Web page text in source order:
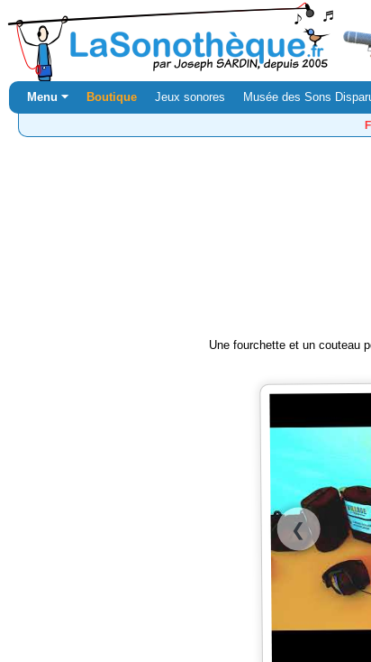
Menu ⏷ Boutique Jeux sonores Musée des Sons
Une fourchette et un couteau
❮